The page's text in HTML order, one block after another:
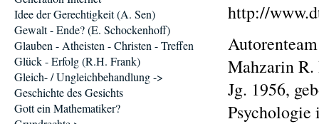
http://
Autorenteam
Mahzarin
Jg. 1956,
Psychologie
Idee der Gerechtigkeit (A. Sen)
Gewalt - Ende? (E. Schockenhoff)
Glauben - Atheisten - Christen - Treffen
Glück - Erfolg (R.H. Frank)
Gleich- / Ungleichbehandlung ->
Geschichte des Gesichts
Gott ein Mathematiker?